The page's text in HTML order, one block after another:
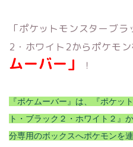
「ポケットモンスターブ
2・ホワイト2からポケモ
ムーバー」
！
『ポケムーバー』は、『ポケッ
ト・ブラック２・ホワイト２』
分専用のボックスへポケモンを